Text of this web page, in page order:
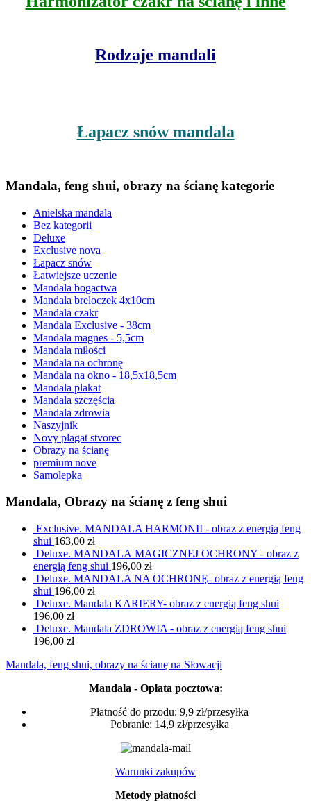
Rodzaje mandali
Łapacz snów mandala
Mandala, feng shui, obrazy na ścianę kategorie
Anielska mandala
Bez kategorii
Deluxe
Exclusive nova
Łapacz snów
Łatwiejsze uczenie
Mandala bogactwa
Mandala breloczek 4x10cm
Mandala czakr
Mandala Exclusive - 38cm
Mandala magnes - 5,5cm
Mandala miłości
Mandala na ochronę
Mandala na okno - 18,5x18,5cm
Mandala plakat
Mandala szczęścia
Mandala zdrowia
Naszyjnik
Novy plagat stvorec
Obrazy na ścianę
premium nove
Samolepka
Mandala, Obrazy na ścianę z feng shui
Exclusive. MANDALA HARMONII - obraz z energią feng
shui 163,00 zł
Deluxe. MANDALA MAGICZNEJ OCHRONY - obraz z
energią feng shui 196,00 zł
Deluxe. MANDALA NA OCHRONĘ- obraz z energią feng
shui 196,00 zł
Deluxe. Mandala KARIERY- obraz z energią feng shui
196,00 zł
Deluxe. Mandala ZDROWIA - obraz z energią feng shui
196,00 zł
Mandala, feng shui, obrazy na ścianę na Słowacji
Mandala - Opłata pocztowa:
Płatność do przodu: 9,9 zł/przesyłka
Pobranie: 14,9 zł/przesyłka
Warunki zakupów
Metody płatności